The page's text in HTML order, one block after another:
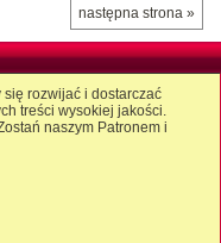
następna strona »
rozwijać i dostarczać
treści wysokiej jakości.
naszym Patronem i